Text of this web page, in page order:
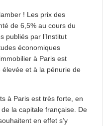
! Les prix des
de 6,5% au cours du
publiés par l’Institut
économiques
à Paris est
et à la pénurie de
à Paris est très forte, en
la capitale française. De
en effet s’y